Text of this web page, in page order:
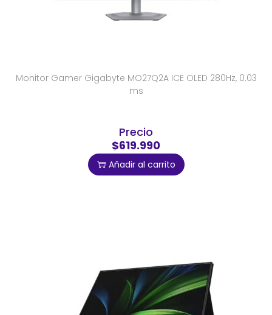
Monitor Gamer Gigabyte MO27Q2A ICE OLED 280Hz, 0.03
ms
Precio
$619.990
Añadir al carrito